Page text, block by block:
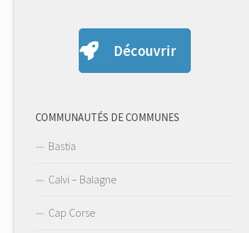
Découvrir
COMMUNAUTÉS DE COMMUNES
Bastia
Calvi – Balagne
Cap Corse